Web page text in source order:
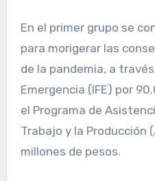
En el primer grupo se
para morigerar las
de la pandemia, a
Emergencia (IFE) por
el Programa de
Trabajo y la Producción
millones de pesos.